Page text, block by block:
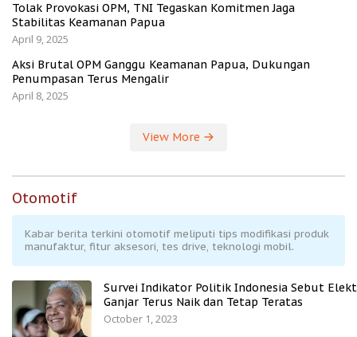
Tolak Provokasi OPM, TNI Tegaskan Komitmen Jaga
Stabilitas Keamanan Papua
April 9, 2025
Aksi Brutal OPM Ganggu Keamanan Papua, Dukungan
Penumpasan Terus Mengalir
April 8, 2025
View More
Otomotif
Kabar berita terkini otomotif meliputi tips modifikasi produk
manufaktur, fitur aksesori, tes drive, teknologi mobil.
Survei Indikator Politik Indonesia Sebut
Ganjar Terus Naik dan Tetap Teratas
October 1, 2023